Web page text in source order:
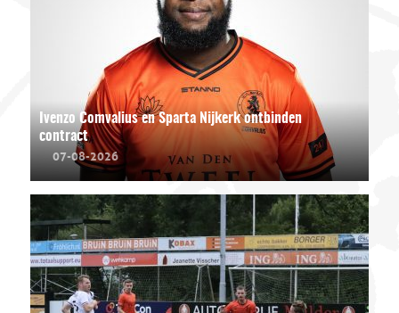
Ivenzo Comvalius en Sparta Nijkerk ontbinden
contract
07-08-2026